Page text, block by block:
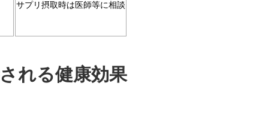
サプリ摂取時は医師等に相談
れる健康効果